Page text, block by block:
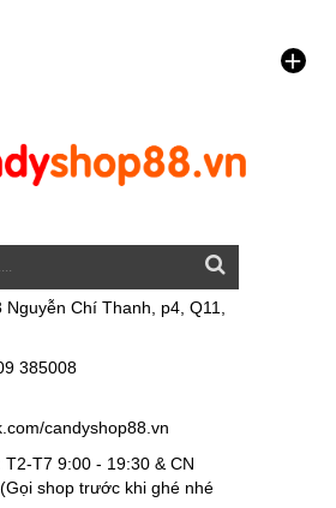
Nguyễn Chí Thanh, p4, Q11,
385008
candyshop88.vn
T2-T7 9:00 - 19:30 & CN
shop trước khi ghé nhé